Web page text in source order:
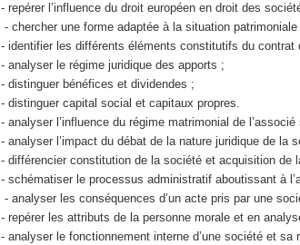
- repérer l’influence du droit européen en droit des
- chercher une forme adaptée à la situation
- identifier les différents éléments constitutifs du
- analyser le régime juridique des apports ;
- distinguer bénéfices et dividendes ;
- distinguer capital social et capitaux propres.
- analyser l’influence du régime matrimonial de
- analyser l’impact du débat de la nature juridique de la
- différencier constitution de la société et acquisition de
- schématiser le processus administratif aboutissant à
- analyser les conséquences d’un acte pris par une
- repérer les attributs de la personne morale et en
- analyser le fonctionnement interne d’une société et